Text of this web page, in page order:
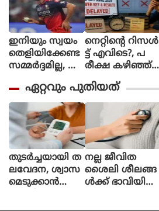
ഇനിയും സ്വയം
തെളിയിക്കേണ്ട
സമ്മർദ്ദമില്ല, അ
ഭിച്ചാൽ സ
ന്തോഷം അത്ര
മാത്രം : ഭുവ
നേശ്വർ കുമാർ
നെറ്റിൻ്റെ റിസൾ
ട്ട് എവിടെ?, പ
രീക്ഷ കഴിഞ്ഞ്
ഒരു മാസ
മായിട്ടും ഉത്തര
സൂചിക
പോലുമില്ല, ആ
ശങ്കയിൽ
വിദ്യാർഥികൾ
ഏറ്റവും പുതിയത്
തുടർച്ചയായി ത
ലവേദന, ശ്വാസ
മെടുക്കാൻ
നല്ല ജീവിത
ശൈലി ശീലങ്ങ
ള്‍ക്ക് ഭാവിയിലെ